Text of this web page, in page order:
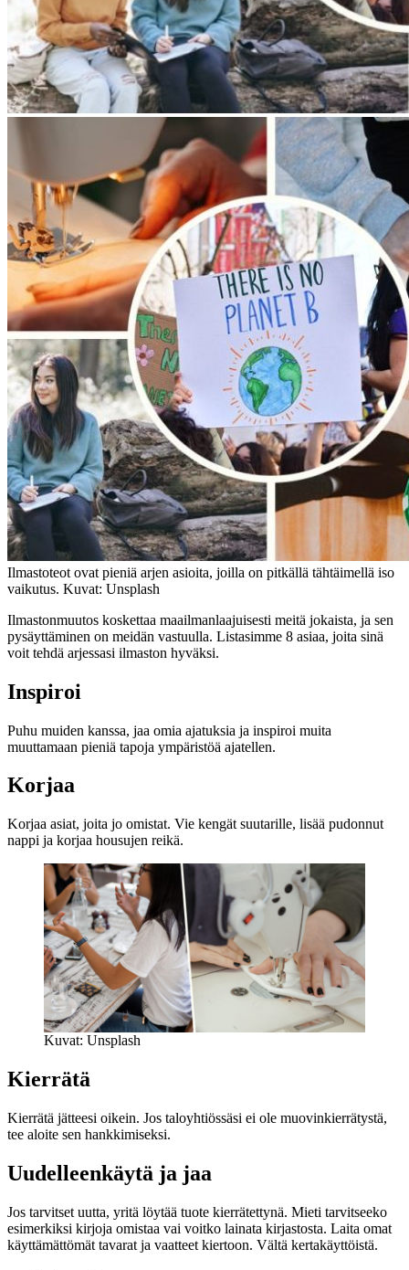
Ilmastoteot ovat pieniä arjen asioita, joilla on pitkällä tähtäimellä iso
vaikutus. Kuvat: Unsplash
Ilmastonmuutos koskettaa maailmanlaajuisesti meitä jokaista, ja sen
pysäyttäminen on meidän vastuulla. Listasimme 8 asiaa, joita sinä
voit tehdä arjessasi ilmaston hyväksi.
Inspiroi
Puhu muiden kanssa, jaa omia ajatuksia ja inspiroi muita
muuttamaan pieniä tapoja ympäristöä ajatellen.
Korjaa
Korjaa asiat, joita jo omistat. Vie kengät suutarille, lisää pudonnut
nappi ja korjaa housujen reikä.
Kuvat: Unsplash
Kierrätä
Kierrätä jätteesi oikein. Jos taloyhtiössäsi ei ole muovinkierrätystä,
tee aloite sen hankkimiseksi.
Uudelleenkäytä ja jaa
Jos tarvitset uutta, yritä löytää tuote kierrätettynä. Mieti tarvitseeko
esimerkiksi kirjoja omistaa vai voitko lainata kirjastosta. Laita omat
käyttämättömät tavarat ja vaatteet kiertoon. Vältä kertakäyttöistä.